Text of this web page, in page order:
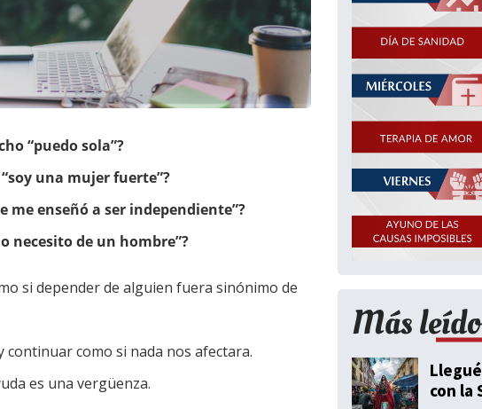
“puedo sola”?
una mujer fuerte”?
me enseñó a ser independiente”?
necesito de un hombre”?
si depender de alguien fuera sinónimo de
como si nada nos afectara.
es una vergüenza.
Más leído